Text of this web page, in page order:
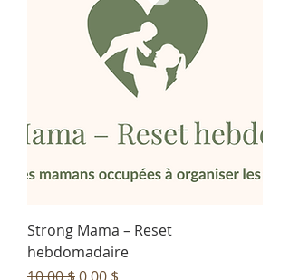
Strong Mama – Reset
hebdomadaire
Prix originalPrix promotionnel